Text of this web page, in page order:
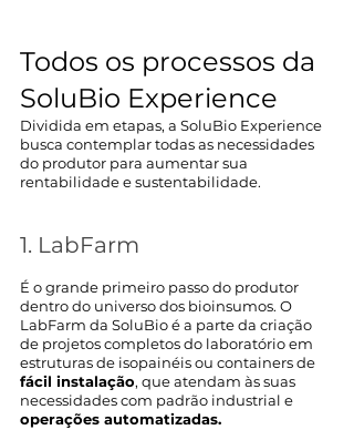
Todos os processos da
SoluBio Experience
Dividida em etapas, a SoluBio Experience
busca contemplar todas as necessidades
do produtor para aumentar sua
rentabilidade e sustentabilidade.
1. LabFarm
É o grande primeiro passo do produtor
dentro do universo dos bioinsumos. O
LabFarm da SoluBio é a parte da criação
de projetos completos do laboratório em
estruturas de isopainéis ou containers de
fácil instalação, que atendam às suas
necessidades com padrão industrial e
operações automatizadas.